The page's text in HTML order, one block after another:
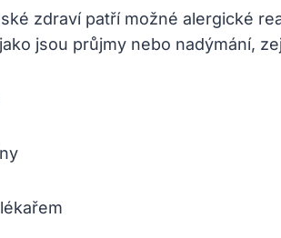
zdraví patří možné alergické
jsou průjmy nebo nadýmání,